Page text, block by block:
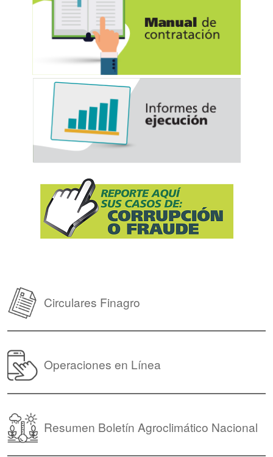
Circulares Finagro
Operaciones en Línea
Resumen Boletín Agroclimático Nacional